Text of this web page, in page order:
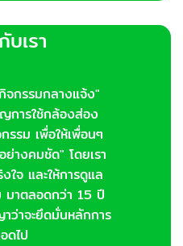
บเรา
จกรรมกลางแจ้ง"
การใช้กล้องส่อง
รรม เพื่อให้เพื่อนๆ
ย่างคมชัด" โดยเรา
ใจ และให้การดูแล
มาตลอดกว่า 15 ปี
ว่าจะยึดมั่นหลักการ
ดไป